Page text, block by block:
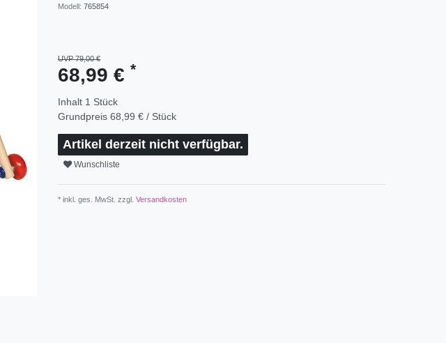
Modell: 765854
UVP 79,00 €
68,99 € *
Inhalt 1 Stück
Grundpreis 68,99 € / Stück
Artikel derzeit nicht verfügbar.
Wunschliste
* inkl. ges. MwSt. zzgl. Versandkosten